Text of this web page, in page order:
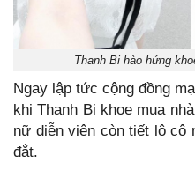
Thanh Bi hào hứng
Ngay lập tức cộng đồng
khi Thanh Bi khoe mua
nữ diễn viên còn tiết lộ cô
đắt.